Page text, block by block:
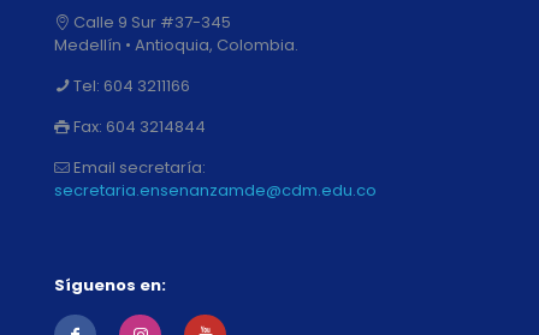
Calle 9 Sur #37-345
Medellín • Antioquia, Colombia.
Tel: 604 3211166
Fax: 604 3214844
Email secretaría:
secretaria.ensenanzamde@cdm.edu.co
Síguenos en: